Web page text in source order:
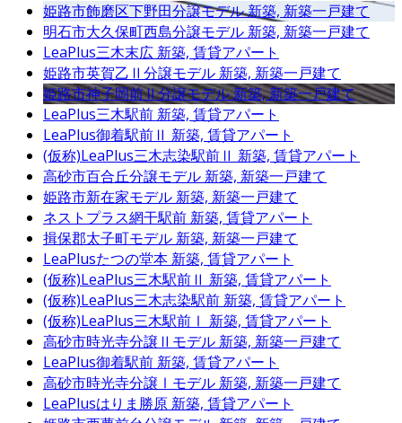
姫路市飾磨区下野田分譲モデル新築, 新築一戸建て
明石市大久保町西島分譲モデル 新築, 新築一戸建て
LeaPlus三木末広 新築, 賃貸アパート
姫路市英賀乙Ⅱ分譲モデル 新築, 新築一戸建て
姫路市神子岡前Ⅱ分譲モデル新築, 新築一戸建て
LeaPlus三木駅前 新築, 賃貸アパート
LeaPlus御着駅前Ⅱ 新築, 賃貸アパート
(仮称)LeaPlus三木志染駅前Ⅱ 新築, 賃貸アパート
高砂市百合丘分譲モデル 新築, 新築一戸建て
姫路市新在家モデル 新築, 新築一戸建て
ネストプラス網干駅前 新築, 賃貸アパート
揖保郡太子町モデル 新築, 新築一戸建て
LeaPlusたつの堂本 新築, 賃貸アパート
(仮称)LeaPlus三木駅前Ⅱ 新築, 賃貸アパート
(仮称)LeaPlus三木志染駅前 新築, 賃貸アパート
(仮称)LeaPlus三木駅前Ⅰ 新築, 賃貸アパート
高砂市時光寺分譲Ⅱモデル 新築, 新築一戸建て
LeaPlus御着駅前 新築, 賃貸アパート
高砂市時光寺分譲Ⅰモデル 新築, 新築一戸建て
LeaPlusはりま勝原 新築, 賃貸アパート